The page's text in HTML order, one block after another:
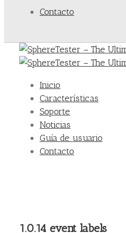
Contacto
Inicio
Características
Soporte
Noticias
Guía de usuario
Contacto
1.0.14 event labels